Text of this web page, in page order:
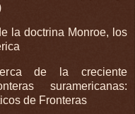
la doctrina Monroe, los
de la creciente
suramericanas:
de Fronteras